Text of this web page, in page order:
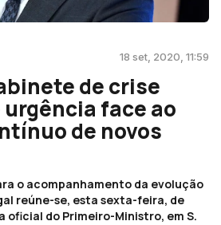
18 set, 2020, 11:59
de crise
face ao
de novos
o acompanhamento da evolução
reúne-se, esta sexta-feira, de
oficial do Primeiro-Ministro, em S.